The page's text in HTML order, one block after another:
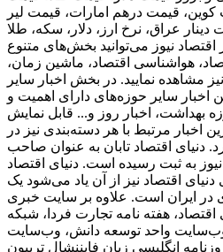
قیمت درهم امارات، قیمت لیر
عراق، نرخ ارز، دلار، سکه، طلا
نیوز می‌توانید بخش‌های متنوع
هواشناسی اقتصاد، ماشین زمان،
مشاهده نمایید. در بخش اخبار سایر
اخبار سایر حوزه‌های دارای اهمیت و
بهداشت، اخبار روز و... قابل نمایش
اخبار مرتبط با هر دسته‌بندی نیز در
دنیای اقتصاد تابان به عنوان صاحب
نیوز به ثبت رسیده است. دنیای اقتصاد
دنیای اقتصاد نیز از آن یاد می‌شود یک
ایران است. علاوه بر سایت خبری
اقتصاد، هفته ‌نامه تجارت فردا، شبکه
وب‌سایت واحد توسعه دانش، وب‌سایت
انگلیسی ‌زبان فایننشال تریبون